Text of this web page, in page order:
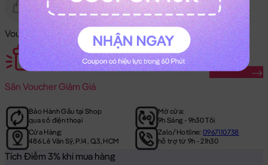
Gửi Tặng Hết Hàng
Voucher Mã Khuyến Mãi:
Săn Voucher Giảm Giá
Săn Ngay
Bảo Hành Gấu tại Shop
qua số điện thoại
Mở cửa:
9h Sáng - 9h30 Tối
Cửa Hàng:
486 Lê Văn Sỹ, P.14, Q.3, HCM
Zalo/Hotline:0967110738
hỗ trợ từ 9h - 21h30
Tích Điểm 3% khi mua hàng